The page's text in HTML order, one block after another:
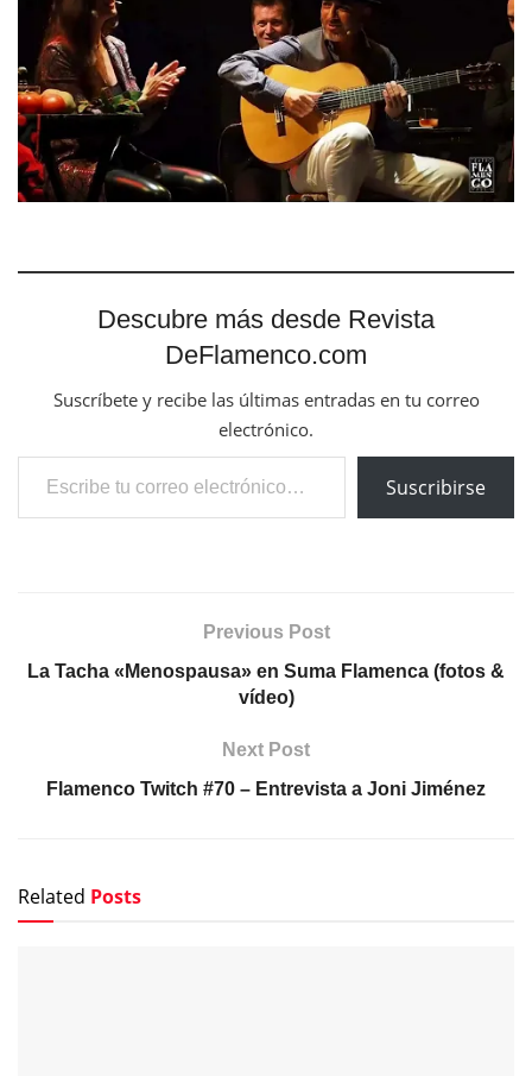
Descubre más desde Revista
DeFlamenco.com
Suscríbete y recibe las últimas entradas en tu correo
electrónico.
Escribe tu correo electrónico…
Suscribirse
Previous Post
La Tacha «Menospausa» en Suma Flamenca (fotos &
vídeo)
Next Post
Flamenco Twitch #70 – Entrevista a Joni Jiménez
Related Posts